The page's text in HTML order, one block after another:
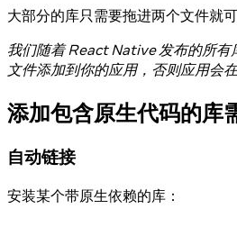
大部分的库只需要拖进两个文件就
我们随着 React Native 发布的所有
文件添加到你的应用，否则应用会
添加包含原生代码的库
自动链接
安装某个带原生依赖的库：